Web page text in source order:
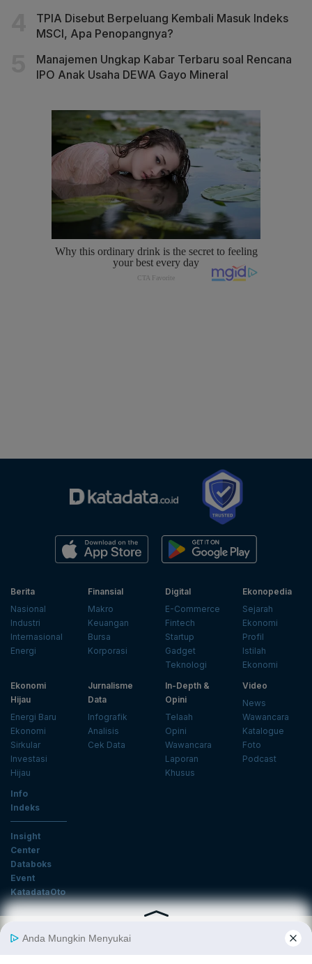
TPIA Disebut Berpeluang Kembali Masuk Indeks
MSCI, Apa Penopangnya?
Manajemen Ungkap Kabar Terbaru soal Rencana
IPO Anak Usaha DEWA Gayo Mineral
Berita
Nasional
Industri
Internasional
Energi
Finansial
Makro
Keuangan
Bursa
Korporasi
Digital
E-Commerce
Fintech
Startup
Gadget
Teknologi
Ekonopedia
Sejarah
Ekonomi
Profil
Istilah
Ekonomi
Ekonomi
Hijau
Energi Baru
Ekonomi
Sirkular
Investasi
Hijau
Jurnalisme
Data
Infografik
Analisis
Cek Data
In-Depth &
Opini
Telaah
Opini
Wawancara
Laporan
Khusus
Video
News
Wawancara
Katalogue
Foto
Podcast
Info
Indeks
Insight
Center
Databoks
Event
KatadataOto
Langganan Newsletter